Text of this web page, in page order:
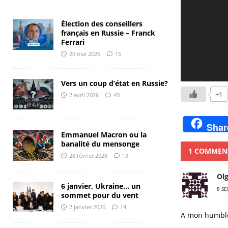
+1
1
8
A mon
Élection des conseillers
français en Russie – Franck
Ferrari
20 mai 2026 15
Vers un coup d’état en Russie?
7 avril 2026 40
Emmanuel Macron ou la
banalité du mensonge
28 février 2026 13
6 janvier, Ukraine… un
sommet pour du vent
7 janvier 2026 14